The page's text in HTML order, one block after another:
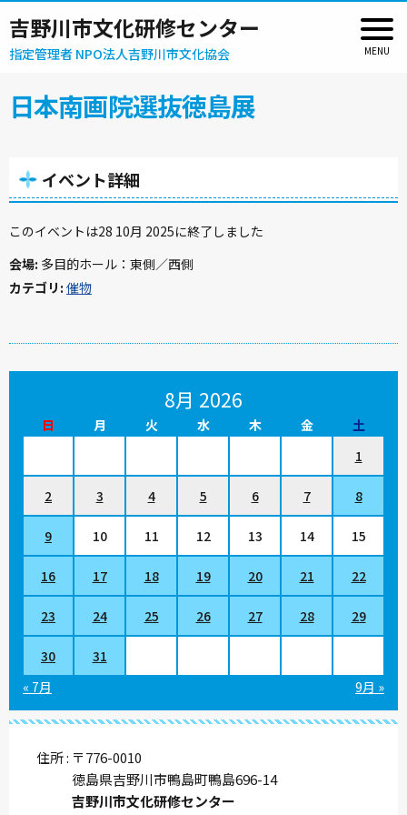
吉野川市文化研修センター
指定管理者 NPO法人吉野川市文化協会
日本南画院選抜徳島展
イベント詳細
このイベントは28 10月 2025に終了しました
会場: 多目的ホール：東側／西側
カテゴリ: 催物
8月 2026
日 月 火 水 木 金
土
1
2 3 4 5 6 7 8
9 10 11 12 13 14 15
16 17 18 19 20 21 22
23 24 25 26 27 28 29
30
31
« 7月
9月 »
住所 〒776-0010
徳島県吉野川市鴨島町鴨島696-14
吉野川市文化研修センター